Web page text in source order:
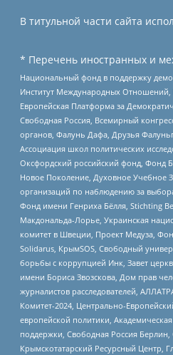
В титульной части сайта
* Перечень иностранных и
Национальный фонд в поддержку
Институт Международных Отношений,
Европейская Платформа за
Свободная Россия, Всемирный
органов, Фалунь Дафа, Друзья
Ассоциация школ политических
Оксфордский российский фонд, Фонд
Новое Поколение, Духовное Учебное
организаций по наблюдению за
Фонд имени Генриха Бёлля, Stichting
Макдональда-Лорье, Украинская
комитет в Швеции, Проект Медуза,
Solidarus, КрымSOS, Свободный
борьбы с коррупцией Инк, Завет
имени Бориса Звозскова, Дом прав
журналистов расследователей,
Комитет-2024, Центрально-
европейской политики,
поддержки, Свободная Россия
Крымскотатарский Ресурсный Центр,